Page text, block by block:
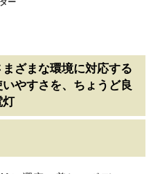
ー
ざまな環境に対応する
やすさを、ちょうど良
灯